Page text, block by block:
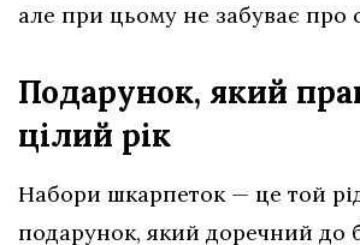
але при цьому не забуває про
Подарунок, який
цілий рік
Набори шкарпеток — це той
подарунок, який доречний до